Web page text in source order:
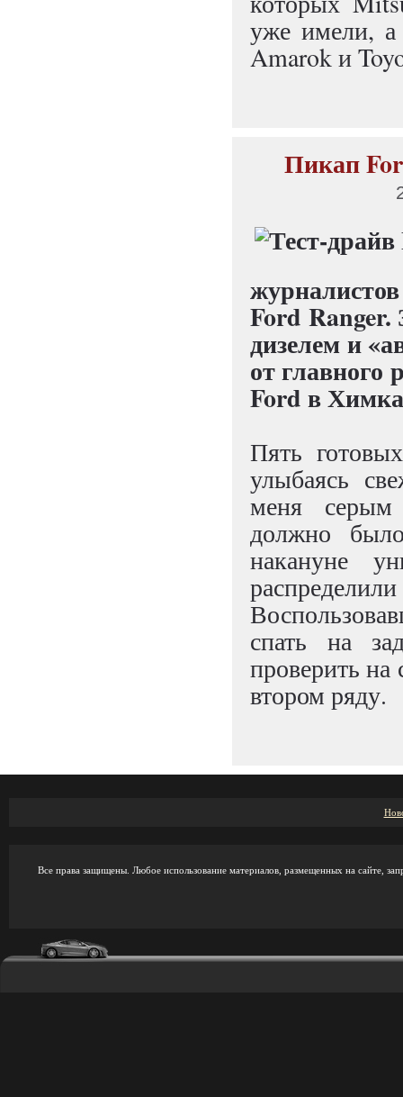
уже имели, а
Amarok и
Пикап
Ford Ranger.
дизелем и
от главного
Ford в
Пять
улыбаясь
меня
должно
накануне
спать на
проверить на
втором ряду.
Все права защищены. Любое использование материалов, размещенных на сайте,